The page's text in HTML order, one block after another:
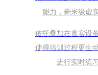
能力，毫米级虚
依托叠加在真实设
使得培训过程更生
进行实时练